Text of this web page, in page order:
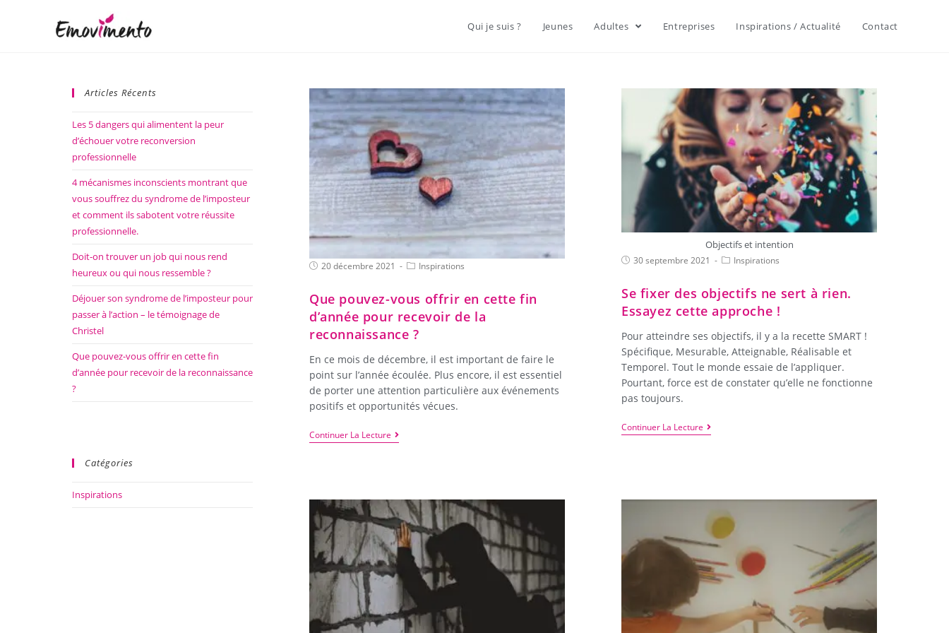
Qui je suis ? Jeunes Adultes Entreprises Inspirations / Actualité Contact
20 décembre 2021 Inspirations
Que pouvez-vous offrir en cette fin
d’année pour recevoir de la
reconnaissance ?
En ce mois de décembre, il est important de faire le
point sur l’année écoulée. Plus encore, il est essentiel
de porter une attention particulière aux événements
positifs et opportunités vécues.
Continuer La Lecture
Objectifs et intention
30 septembre 2021 Inspirations
Se fixer des objectifs ne sert à rien.
Essayez cette approche !
Pour atteindre ses objectifs, il y a la recette SMART !
Spécifique, Mesurable, Atteignable, Réalisable et
Temporel. Tout le monde essaie de l’appliquer.
Pourtant, force est de constater qu’elle ne fonctionne
pas toujours.
Continuer La Lecture
Articles Récents
Les 5 dangers qui alimentent la peur
d’échouer votre reconversion
professionnelle
4 mécanismes inconscients montrant que
vous souffrez du syndrome de l’imposteur
et comment ils sabotent votre réussite
professionnelle.
Doit-on trouver un job qui nous rend
heureux ou qui nous ressemble ?
Déjouer son syndrome de l’imposteur pour
passer à l’action – le témoignage de
Christel
Que pouvez-vous offrir en cette fin
d’année pour recevoir de la reconnaissance
?
Catégories
Inspirations